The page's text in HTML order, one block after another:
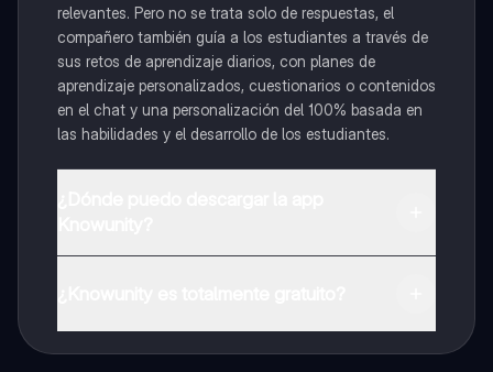
relevantes. Pero no se trata solo de respuestas, el
compañero también guía a los estudiantes a través de
sus retos de aprendizaje diarios, con planes de
aprendizaje personalizados, cuestionarios o contenidos
en el chat y una personalización del 100% basada en
las habilidades y el desarrollo de los estudiantes.